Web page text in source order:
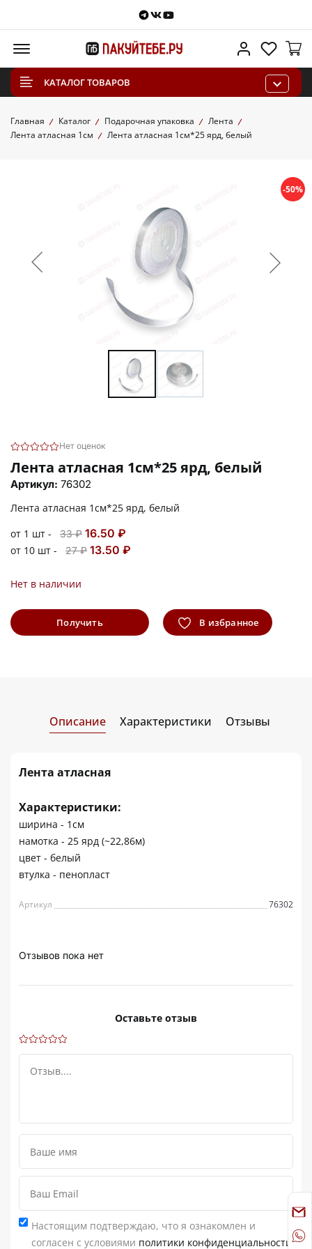
Telegram
VKontakte
Youtube
Личный
КАТАЛОГ ТОВАРОВ
Главная Каталог Подарочная упаковка
Лента
Лента атласная 1см
Лента атласная 1см*25 ярд, белый
-50%
Нет оценок
Лента атласная 1см*25 ярд, белый
Артикул: 76302
Лента атласная 1см*25 ярд, белый
от 1 шт -
33 ₽ 16.50 ₽
от 10 шт - 27 ₽ 13.50 ₽
Нет в наличии
Получить В избранное
Описание Характеристики Отзывы
Лента атласная
Характеристики:
ширина - 1см
намотка - 25 ярд (~22,86м)
цвет - белый
втулка - пенопласт
Артикул 76302
Отзывов пока нет
Оставьте отзыв
Настоящим подтверждаю, что я ознакомлен и
согласен с условиями политики конфиденциальности